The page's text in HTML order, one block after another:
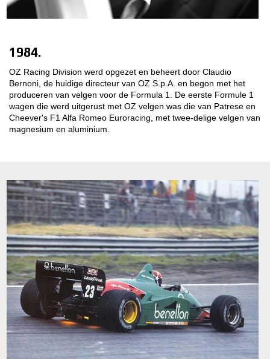
1984.
OZ Racing Division werd opgezet en beheert door Claudio
Bernoni, de huidige directeur van OZ S.p.A. en begon met het
produceren van velgen voor de Formula 1. De eerste Formule 1
wagen die werd uitgerust met OZ velgen was die van Patrese en
Cheever's F1 Alfa Romeo Euroracing, met twee-delige velgen van
magnesium en aluminium.